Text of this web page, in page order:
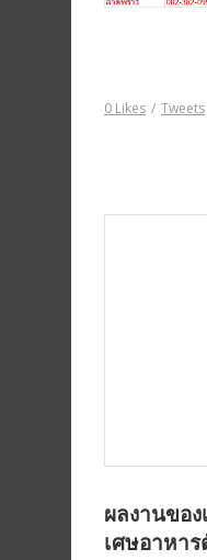
0 Likes / Tweets
ผลงานขอ
เศษอาหา